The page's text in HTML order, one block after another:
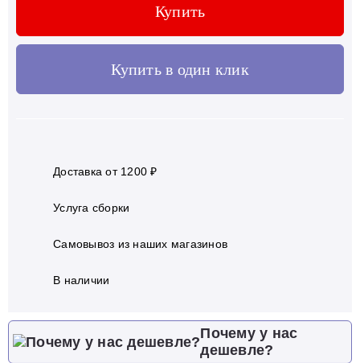
Купить
Купить в один клик
Доставка от 1200 ₽
Услуга сборки
Самовывоз из наших магазинов
В наличии
Почему у нас
дешевле?